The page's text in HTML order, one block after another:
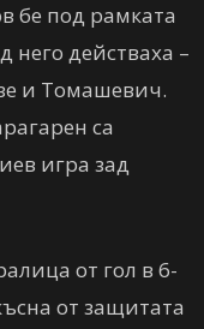
бе под рамката
него действаха –
и Томашевич.
са
игра зад
от гол в 6-
от защитата